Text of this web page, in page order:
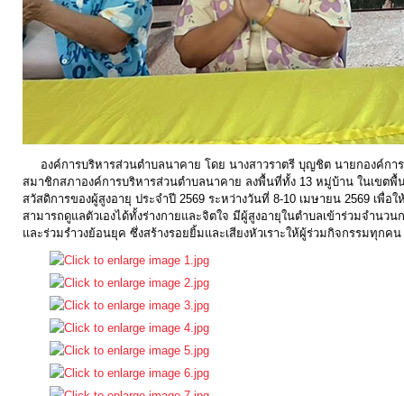
การ
บริหาร
และ
พัฒนา
บุคคล
การ
จัด
ซื้อ
จ้าง
การ
เงิน
การ
คลัง
องค์การบริหารส่วนตำบลนาคาย โดย นางสาวราตรี บุญชิต นายกองค์ก
สมาชิกสภาองค์การบริหารส่วนตำบลนาคาย ลงพื้นที่ทั้ง 13 หมู่บ้าน ในเขต
สวัสดิการของผู้สูงอายุ ประจำปี 2569 ระหว่างวันที่ 8-10 เมษายน 2569 เพื่
สามารถดูแลตัวเองได้ทั้งร่างกายและจิตใจ มีผู้สูงอายุในตำบลเข้าร่วมจำน
และร่วมรำวงย้อนยุค ซึ่งสร้างรอยยิ้มและเสียงหัวเราะให้ผู้ร่วมกิจกรรมทุกคน